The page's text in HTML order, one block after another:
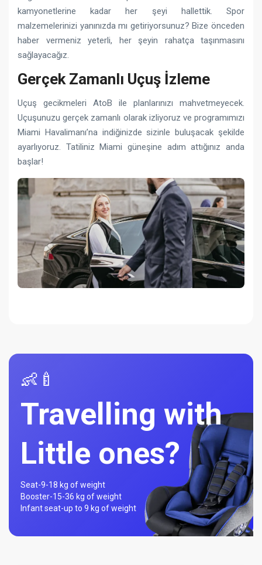
kamyonetlerine kadar her şeyi hallettik. Spor
malzemelerinizi yanınızda mı getiriyorsunuz? Bize önceden
haber vermeniz yeterli, her şeyin rahatça taşınmasını
sağlayacağız.
Gerçek Zamanlı Uçuş İzleme
Uçuş gecikmeleri AtoB ile planlarınızı mahvetmeyecek.
Uçuşunuzu gerçek zamanlı olarak izliyoruz ve programımızı
Miami Havalimanı’na indiğinizde sizinle buluşacak şekilde
ayarlıyoruz. Tatiliniz Miami güneşine adım attığınız anda
başlar!
👶🍼
Travelling with
Little ones?
Seat-9-18 kg of weight
Booster-15-36 kg of weight
Infant seat-up to 9 kg of weight